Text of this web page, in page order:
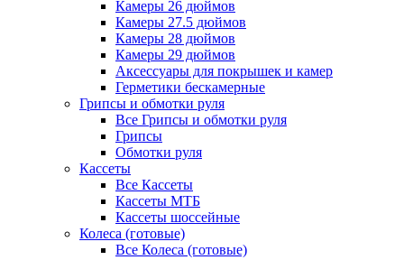
Камеры 26 дюймов
Камеры 27.5 дюймов
Камеры 28 дюймов
Камеры 29 дюймов
Аксессуары для покрышек и камер
Герметики бескамерные
Грипсы и обмотки руля
Все Грипсы и обмотки руля
Грипсы
Обмотки руля
Кассеты
Все Кассеты
Кассеты МТБ
Кассеты шоссейные
Колеса (готовые)
Все Колеса (готовые)